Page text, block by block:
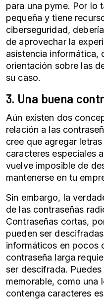
para una pyme. Por lo
pequeña y tiene
ciberseguridad,
de aprovechar la
asistencia informática,
orientación sobre las
su caso.
3. Una buena
Aún existen dos
relación a las
cree que agregar
caracteres especiales
vuelve imposible de
mantenerse en tu
Sin embargo, la
de las contraseñas
Contraseñas cortas,
pueden ser
informáticos en pocos
contraseña larga
ser descifrada.
memorable, como una
contenga caracteres